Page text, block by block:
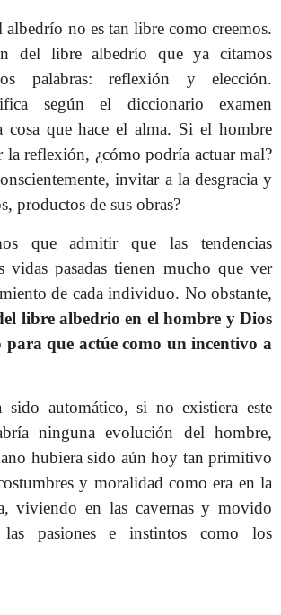
albedrío no es tan libre como creemos.
del libre albedrío que ya citamos
palabras: reflexión y elección.
según el diccionario examen
cosa que hace el alma. Si el hombre
la reflexión, ¿cómo podría actuar mal?
invitar a la desgracia y
productos de sus obras?
que admitir que las tendencias
vidas pasadas tienen mucho que ver
de cada individuo. No obstante,
libre albedrio en el hombre y Dios
que actúe como un incentivo a
sido automático, si no existiera este
ninguna evolución del hombre,
hubiera sido aún hoy tan primitivo
y moralidad como era en la
viviendo en las cavernas y movido
las pasiones e instintos como los